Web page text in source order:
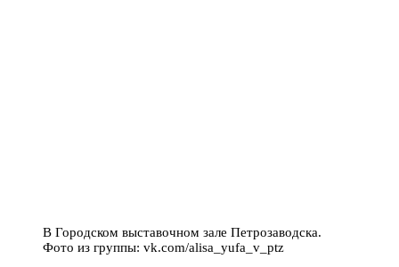
В Городском выставочном зале Петрозаводска.
Фото из группы: vk.com/alisa_yufa_v_ptz